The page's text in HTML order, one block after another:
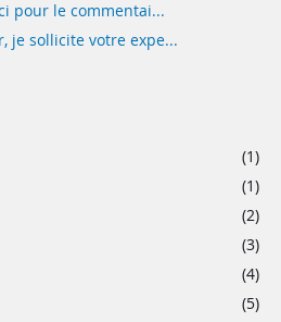
pour le commentai...
je sollicite votre expe...
(1)
(1)
(2)
(3)
(4)
(5)